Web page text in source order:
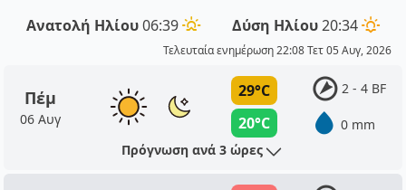
Ανατολή Ηλίου06:39 Δύση Ηλίου20:34
Τελευταία ενημέρωση 22:08 Τετ 05 Αυγ, 2026
Πέμ
06 Αυγ
29°C
20°C
2 - 4 BF
0 mm
Πρόγνωση ανά 3 ώρες